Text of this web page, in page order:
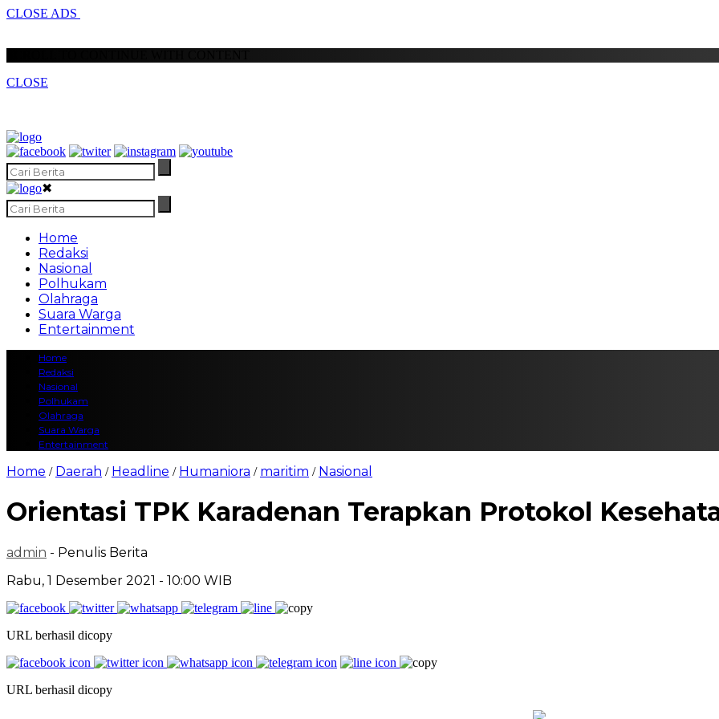
CLOSE ADS
CLOSE
✖
Home
Redaksi
Nasional
Polhukam
Olahraga
Suara Warga
Entertainment
Home
Redaksi
Nasional
Polhukam
Olahraga
Suara Warga
Entertainment
Home / Daerah / Headline / Humaniora / maritim / Nasional
Orientasi TPK Karadenan Terapkan Protokol
admin - Penulis Berita
Rabu, 1 Desember 2021 - 10:00 WIB
URL berhasil dicopy
URL berhasil dicopy